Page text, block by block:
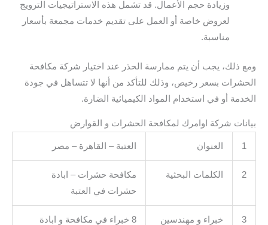
وزيادة حجم الأعمال. قد تشمل هذه الاستراتيجيات الترويج
لعروض خاصة أو العمل على تقديم خدمات مجمعة بأسعار
مناسبة.
ومع ذلك، يجب أن يتم ممارسة الحذر عند اختيار شركة مكافحة
الحشرات بسعر رخيص، وذلك للتأكد من أنها لا تتساهل في جودة
الخدمة أو في استخدام المواد الكيميائية الضارة.
بيانات شركة اوامرك لمكافحة الحشرات و القوارض
1 العنوان العتبة – القاهرة – مصر
2 الكلمات البحثية
مكافحة حشرات – ابادة
حشرات في العتبة
3
خبراء و مهندسين
8 خبراء في مكافحة و ابادة